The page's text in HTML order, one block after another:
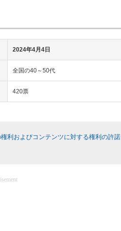
2024年4月4日
全国の40～50代
420票
利およびコンテンツに対する権利の許諾